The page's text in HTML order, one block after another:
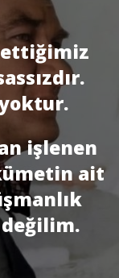
ettiğimiz
işlenen
ait